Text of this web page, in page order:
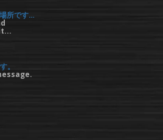
所です…
。